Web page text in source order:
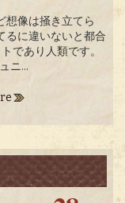
想像は掻き立てら
るに違いないと都合
であり人類です。
ニ...